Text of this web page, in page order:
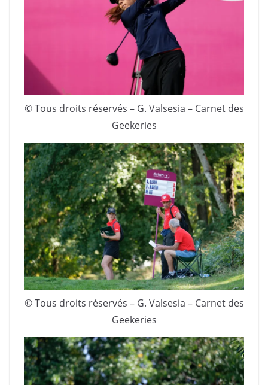
© Tous droits réservés – G. Valsesia – Carnet des
Geekeries
© Tous droits réservés – G. Valsesia – Carnet des
Geekeries